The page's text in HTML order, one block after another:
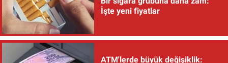
İşte yeni fiyatlar
ATM'lerde büyük değişiklik: